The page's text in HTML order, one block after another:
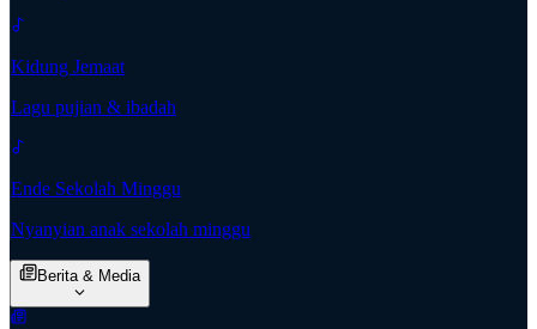
Kidung Jemaat
Lagu pujian & ibadah
Ende Sekolah Minggu
Nyanyian anak sekolah minggu
Berita & Media